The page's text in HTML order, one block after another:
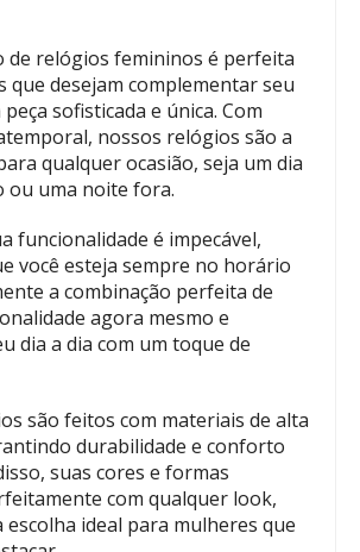
de relógios femininos é perfeita
que desejam complementar seu
sofisticada e única. Com
nossos relógios são a
qualquer ocasião, seja um dia
ou uma noite fora.
funcionalidade é impecável,
você esteja sempre no horário
a combinação perfeita de
agora mesmo e
dia a dia com um toque de
são feitos com materiais de alta
durabilidade e conforto
suas cores e formas
com qualquer look,
ideal para mulheres que